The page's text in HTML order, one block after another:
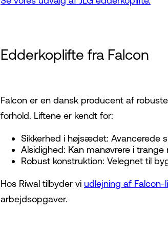
Edderkoplifte fra Falcon
Falcon er en dansk producent af
forhold. Liftene er kendt for:
Sikkerhed i højsædet: Avancerede
Alsidighed: Kan manøvrere i
Robust konstruktion: Velegnet til
Hos Riwal tilbyder vi udlejning af Falcon-
arbejdsopgaver.